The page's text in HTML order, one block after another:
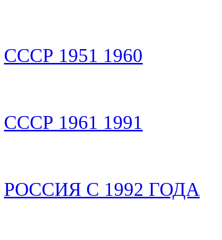
СССР 1951 1960
СССР 1961 1991
РОССИЯ С 1992 ГОДА